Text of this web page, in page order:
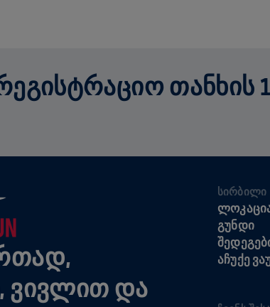
ᲗᲐᲜᲮᲘᲡ
ᲕᲘᲕᲚᲘᲗ ᲓᲐ
ᲡᲘᲠᲑᲘᲚᲘ
ᲒᲣᲜᲓᲘ
ᲐᲩᲣᲥᲔ